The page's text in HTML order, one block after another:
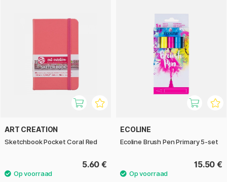
ART CREATION
Sketchbook Pocket Coral Red
5.60 €
ECOLINE
Ecoline Brush Pen Primary 5-set
15.50 €